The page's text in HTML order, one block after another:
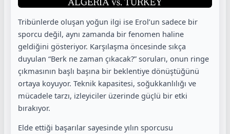
Tribünlerde oluşan yoğun ilgi ise Erol’un sadece bir
sporcu değil, aynı zamanda bir fenomen haline
geldiğini gösteriyor. Karşılaşma öncesinde sıkça
duyulan “Berk ne zaman çıkacak?” soruları, onun ringe
çıkmasının başlı başına bir beklentiye dönüştüğünü
ortaya koyuyor. Teknik kapasitesi, soğukkanlılığı ve
mücadele tarzı, izleyiciler üzerinde güçlü bir etki
bırakıyor.
Elde ettiği başarılar sayesinde yılın sporcusu